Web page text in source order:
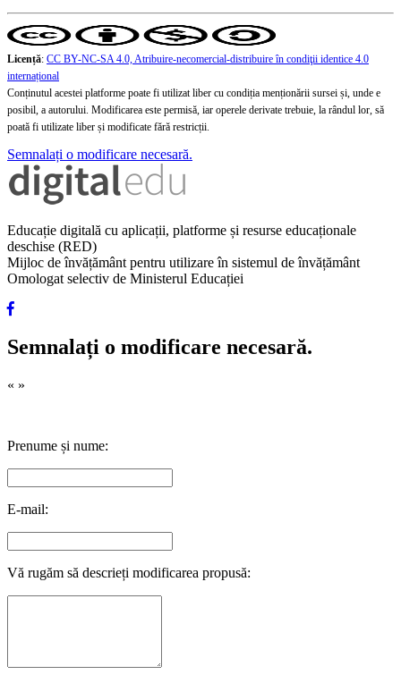
Licență: CC BY-NC-SA 4.0, Atribuire-necomercial-distribuire în condiţii identice 4.0
internațional
Conținutul acestei platforme poate fi utilizat liber cu condiția menționării sursei și, unde e
posibil, a autorului. Modificarea este permisă, iar operele derivate trebuie, la rândul lor, să
poată fi utilizate liber și modificate fără restricții.
Semnalați o modificare necesară.
Educație digitală cu aplicații, platforme și resurse educaționale
deschise (RED)
Mijloc de învățământ pentru utilizare în sistemul de învățământ
Omologat selectiv de Ministerul Educației
Semnalați o modificare necesară.
« »
Prenume și nume:
E-mail:
Vă rugăm să descrieți modificarea propusă: